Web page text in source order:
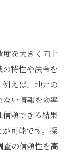
を大きく向上
特性や法令を
えば、地元の
ない情報を効率
信頼できる結果
可能です。探
査の信頼性を高